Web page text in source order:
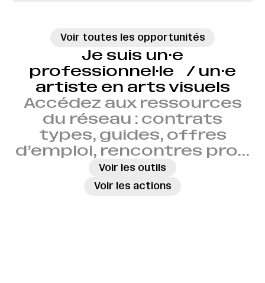
Voir toutes les opportunités
Je suis un·e
professionnel·le / un·e
artiste en arts visuels
Accédez aux ressources
du réseau : contrats
types, guides, offres
d’emploi, rencontres pro…
Voir les outils
Voir les actions